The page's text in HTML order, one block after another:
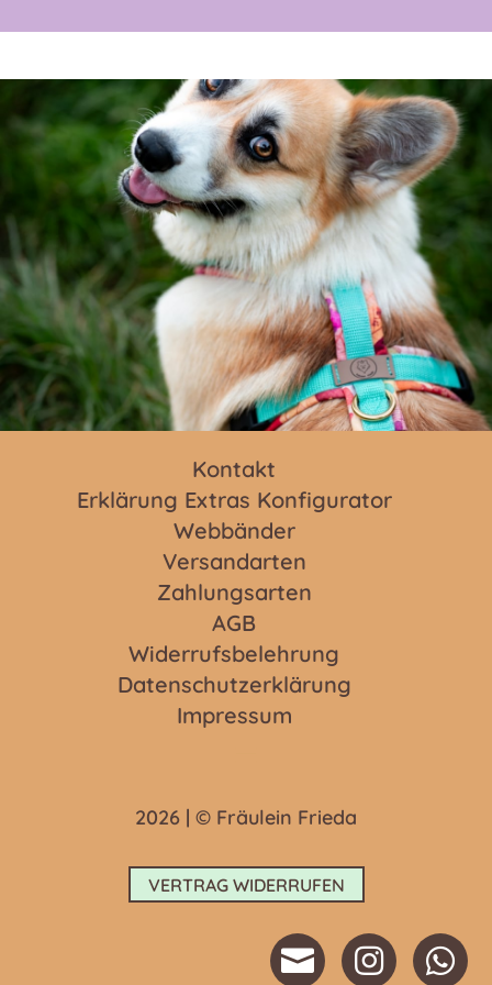
Kontakt
Erklärung Extras Konfigurator
Webbänder
Versandarten
Zahlungsarten
AGB
Widerrufsbelehrung
Datenschutzerklärung
Impressum
2026 | © Fräulein Frieda
VERTRAG WIDERRUFEN


